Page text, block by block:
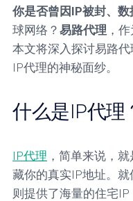
动
态
机
房
你是否曾因IP被封、数
球网络？ 易路代理 ，
本文将深入探讨易路
IP代理的神秘面纱。
什么是IP代理
IP代理 ，简单来说，
藏你的真实IP地址。就
则提供了海量的住宅